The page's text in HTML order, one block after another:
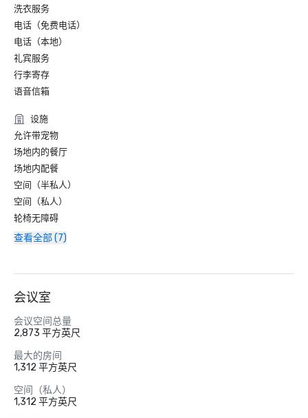
洗衣服务
电话（免费电话）
电话（本地）
礼宾服务
行李寄存
语音信箱
设施
允许带宠物
场地内的餐厅
场地内配餐
空间（半私人）
空间（私人）
轮椅无障碍
查看全部 (7)
会议室
会议空间总量
2,873 平方英尺
最大的房间
1,312 平方英尺
空间（私人）
1,312 平方英尺